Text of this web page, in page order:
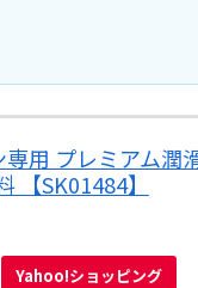
用 プレミアム潤
【SK01484】
Yahoo!ショッピング